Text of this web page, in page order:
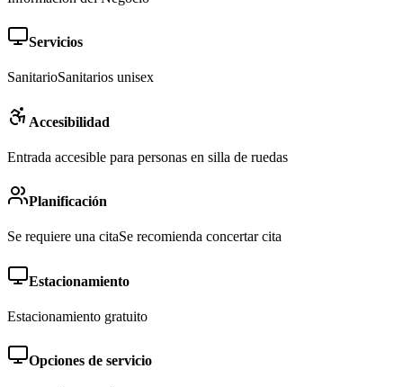
Servicios
SanitarioSanitarios unisex
Accesibilidad
Entrada accesible para personas en silla de ruedas
Planificación
Se requiere una citaSe recomienda concertar cita
Estacionamiento
Estacionamiento gratuito
Opciones de servicio